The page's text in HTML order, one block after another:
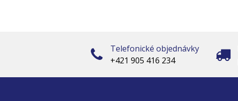
Telefonické objednávky
+421 905 416 234